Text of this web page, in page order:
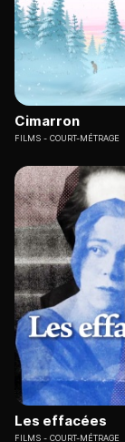
Cimarron
FILMS COURT-MÉTRAGE
Les effacées
FILMS COURT-MÉTRAGE